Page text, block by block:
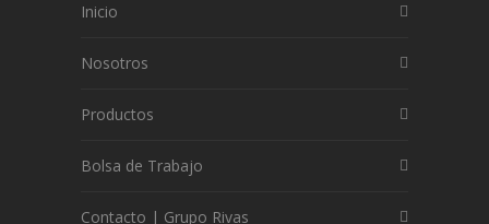
Inicio
Nosotros
Productos
Bolsa de Trabajo
Contacto | Grupo Rivas